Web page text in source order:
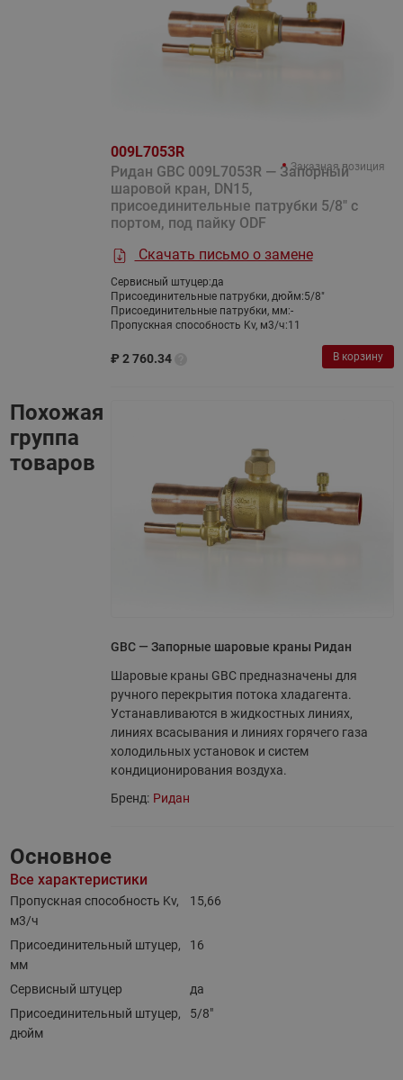
009L7053R
Ридан GBC 009L7053R — Запорный
шаровой кран, DN15,
присоединительные патрубки 5/8" с
портом, под пайку ODF
Скачать письмо о замене
Сервисный штуцер:да
Присоединительные патрубки, дюйм:5/8"
Присоединительные патрубки, мм:-
Пропускная способность Kv, м3/ч:11
₽ 2 760.34
Заказная позиция
В корзину
Похожая
группа
товаров
GBC — Запорные шаровые краны Ридан
Шаровые краны GBC предназначены для
ручного перекрытия потока хладагента.
Устанавливаются в жидкостных линиях,
линиях всасывания и линиях горячего газа
холодильных установок и систем
кондиционирования воздуха.
Бренд: Ридан
Основное
Все характеристики
Пропускная способность Kv,
м3/ч
15,66
Присоединительный штуцер,
мм
16
Сервисный штуцер
да
Присоединительный штуцер,
дюйм
5/8"